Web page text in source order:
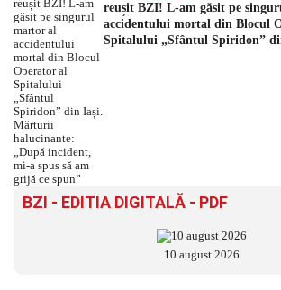
reușit BZI! L-am găsit pe
accidentului mortal din Blocul
Spitalului „Sfântul Spiridon”
BZI - EDITIA DIGITALĂ - PDF
10 august 2026